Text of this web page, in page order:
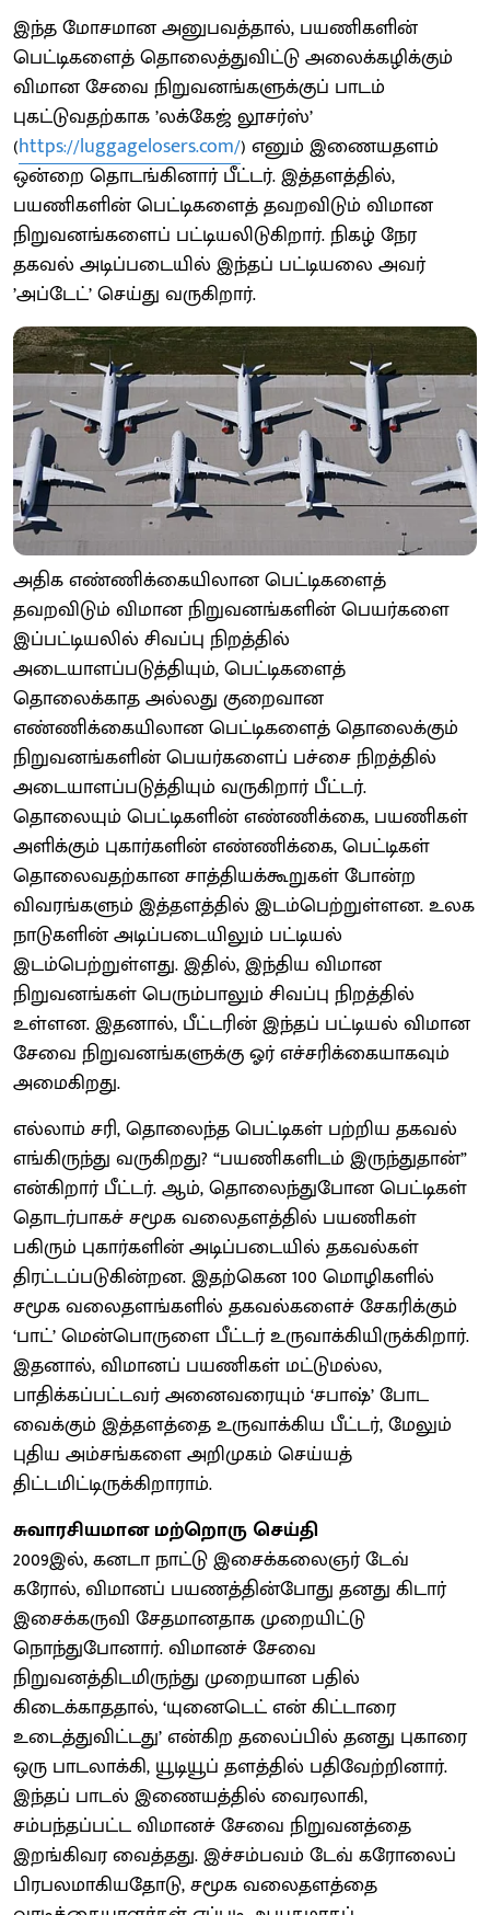
இந்த மோசமான அனுபவத்தால், பயணிகளின்
பெட்டிகளைத் தொலைத்துவிட்டு அலைக்கழிக்கும்
விமான சேவை நிறுவனங்களுக்குப் பாடம்
புகட்டுவதற்காக ’லக்கேஜ் லூசர்ஸ்’
(https://luggagelosers.com/) எனும் இணையதளம்
ஒன்றை தொடங்கினார் பீட்டர். இத்தளத்தில்,
பயணிகளின் பெட்டிகளைத் தவறவிடும் விமான
நிறுவனங்களைப் பட்டியலிடுகிறார். நிகழ் நேர
தகவல் அடிப்படையில் இந்தப் பட்டியலை அவர்
’அப்டேட்’ செய்து வருகிறார்.
அதிக எண்ணிக்கையிலான பெட்டிகளைத்
தவறவிடும் விமான நிறுவனங்களின் பெயர்களை
இப்பட்டியலில் சிவப்பு நிறத்தில்
அடையாளப்படுத்தியும், பெட்டிகளைத்
தொலைக்காத அல்லது குறைவான
எண்ணிக்கையிலான பெட்டிகளைத் தொலைக்கும்
நிறுவனங்களின் பெயர்களைப் பச்சை நிறத்தில்
அடையாளப்படுத்தியும் வருகிறார் பீட்டர்.
தொலையும் பெட்டிகளின் எண்ணிக்கை, பயணிகள்
அளிக்கும் புகார்களின் எண்ணிக்கை, பெட்டிகள்
தொலைவதற்கான சாத்தியக்கூறுகள் போன்ற
விவரங்களும் இத்தளத்தில் இடம்பெற்றுள்ளன. உலக
நாடுகளின் அடிப்படையிலும் பட்டியல்
இடம்பெற்றுள்ளது. இதில், இந்திய விமான
நிறுவனங்கள் பெரும்பாலும் சிவப்பு நிறத்தில்
உள்ளன. இதனால், பீட்டரின் இந்தப் பட்டியல் விமான
சேவை நிறுவனங்களுக்கு ஓர் எச்சரிக்கையாகவும்
அமைகிறது.
எல்லாம் சரி, தொலைந்த பெட்டிகள் பற்றிய தகவல்
எங்கிருந்து வருகிறது? “பயணிகளிடம் இருந்துதான்”
என்கிறார் பீட்டர். ஆம், தொலைந்துபோன பெட்டிகள்
தொடர்பாகச் சமூக வலைதளத்தில் பயணிகள்
பகிரும் புகார்களின் அடிப்படையில் தகவல்கள்
திரட்டப்படுகின்றன. இதற்கென 100 மொழிகளில்
சமூக வலைதளங்களில் தகவல்களைச் சேகரிக்கும்
‘பாட்’ மென்பொருளை பீட்டர் உருவாக்கியிருக்கிறார்.
இதனால், விமானப் பயணிகள் மட்டுமல்ல,
பாதிக்கப்பட்டவர் அனைவரையும் ‘சபாஷ்’ போட
வைக்கும் இத்தளத்தை உருவாக்கிய பீட்டர், மேலும்
புதிய அம்சங்களை அறிமுகம் செய்யத்
திட்டமிட்டிருக்கிறாராம்.
சுவாரசியமான மற்றொரு செய்தி
2009இல், கனடா நாட்டு இசைக்கலைஞர் டேவ்
கரோல், விமானப் பயணத்தின்போது தனது கிடார்
இசைக்கருவி சேதமானதாக முறையிட்டு
நொந்துபோனார். விமானச் சேவை
நிறுவனத்திடமிருந்து முறையான பதில்
கிடைக்காததால், ‘யுனைடெட் என் கிட்டாரை
உடைத்துவிட்டது’ என்கிற தலைப்பில் தனது புகாரை
ஒரு பாடலாக்கி, யூடியூப் தளத்தில் பதிவேற்றினார்.
இந்தப் பாடல் இணையத்தில் வைரலாகி,
சம்பந்தப்பட்ட விமானச் சேவை நிறுவனத்தை
இறங்கிவர வைத்தது. இச்சம்பவம் டேவ் கரோலைப்
பிரபலமாகியதோடு, சமூக வலைதளத்தை